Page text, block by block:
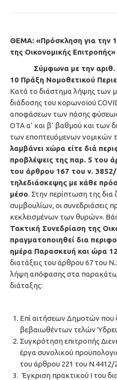
ΘΕΜΑ: «Πρόσκληση για την
της Οικονομικής Επιτροπής»
Σύμφωνα με την αριθ.
10 Πράξη Νομοθετικού
Κατά το διάστημα λήψης των
διάδοσης του κορωνοϊού
αποφάσεων των πάσης
ΟΤΑ α’ και β’ βαθμού και των
των εποπτευόμενων νομικών
λαμβάνει χώρα είτε διά
προβλέψεις της παρ. 5 του
του άρθρου 167 του ν. 3852/
τηλεδιάσκεψης με κάθε
μέσο. Στην περίπτωση της
συμβουλίων, οι συνεδριάσεις
κεκλεισμένων των θυρών».
Τακτική Συνεδρίαση της
πραγματοποιηθεί δια
ημέρα Παρασκευή και ώρα
διατάξεις του άρθρου 67 του
λήψη απόφασης στα παρακάτω
διάταξης:
Επί αιτήσεων Δημοτών που
βεβαιωθέντων τελών
Συγκρότηση επιτροπής
έργα συνολικού
του άρθρου 221 του Ν.4412/
Έγκριση πρακτικού Ι του